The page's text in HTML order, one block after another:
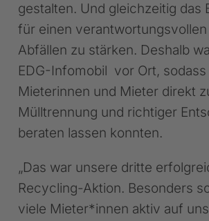
gestalten. Und gleichzeitig das
für einen
Abfällen zu stärken. Deshalb
EDG-Infomobil vor Ort, sodass
Mieterinnen und Mieter direkt
Mülltrennung und richtiger
beraten lassen konnten.
„Das war unsere dritte
Recycling-Aktion. Besonders
viele Mieter*innen aktiv auf